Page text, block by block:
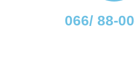
066/ 88-